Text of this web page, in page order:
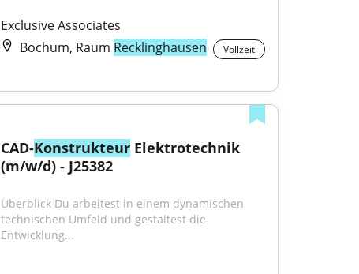
Exclusive Associates
Bochum, Raum Recklinghausen Vollzeit
CAD-Konstrukteur Elektrotechnik
(m/w/d) - J25382
Überblick Du arbeitest in einem dynamischen
technischen Umfeld und gestaltest die
Entwicklung...